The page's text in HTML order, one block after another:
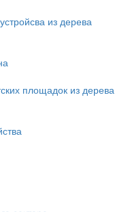
из дерева
площадок из дерева